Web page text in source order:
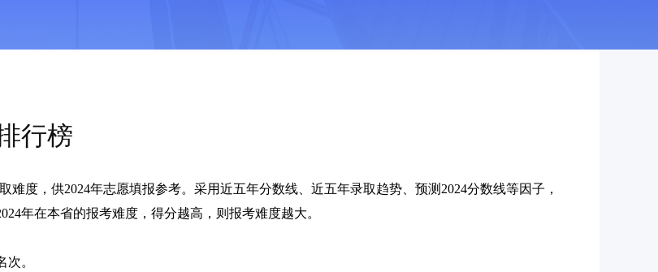
行榜
难度，供2024年志愿填报参考。采用近五年分数线、近五年录取趋势、预测2024分数线等因子，
年在本省的报考难度，得分越高，则报考难度越大。
。